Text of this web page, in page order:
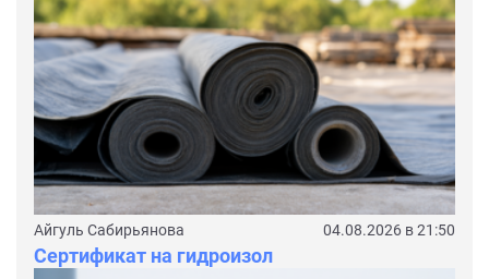
Айгуль Сабирьянова 04.08.2026 в 21:50
Сертификат на гидроизол